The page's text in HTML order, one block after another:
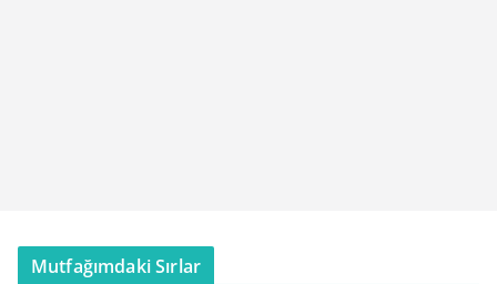
Mutfağımdaki Sırlar